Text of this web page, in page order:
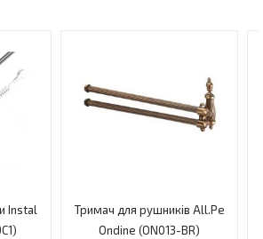
Instal
Тримач для рушників All.Pe
Ondine (ON013-BR)